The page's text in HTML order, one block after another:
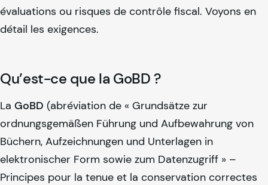
évaluations ou risques de contrôle fiscal. Voyons en
détail les exigences.
Qu’est-ce que la GoBD ?
La GoBD (abréviation de « Grundsätze zur
ordnungsgemäßen Führung und Aufbewahrung von
Büchern, Aufzeichnungen und Unterlagen in
elektronischer Form sowie zum Datenzugriff » –
Principes pour la tenue et la conservation correctes